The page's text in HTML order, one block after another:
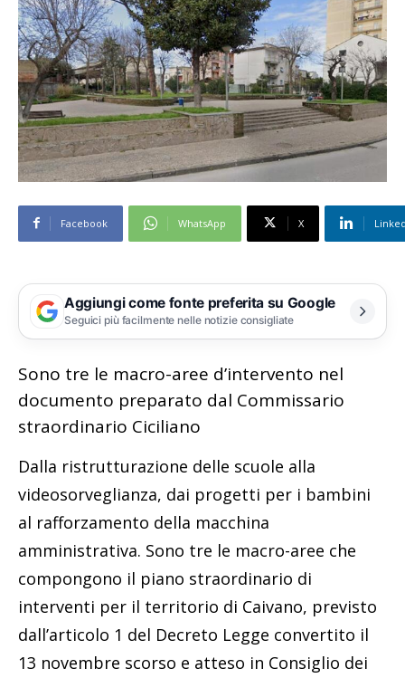
Facebook WhatsApp X
Aggiungi come fonte preferita su Google
Seguici più facilmente nelle notizie consigliate
Sono tre le macro-aree d’intervento nel
documento preparato dal Commissario
straordinario Ciciliano
Dalla ristrutturazione delle scuole alla
videosorveglianza, dai progetti per i bambini
al rafforzamento della macchina
amministrativa. Sono tre le macro-aree che
compongono il piano straordinario di
interventi per il territorio di Caivano, previsto
dall’articolo 1 del Decreto Legge convertito il
13 novembre scorso e atteso in Consiglio dei